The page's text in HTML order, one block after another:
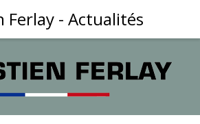
Ferlay - Actualités